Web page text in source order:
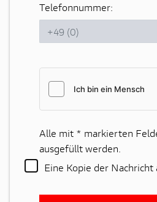
Telefonnummer:
Alle mit * markierten
ausgefüllt werden.
Eine Kopie der Nachricht